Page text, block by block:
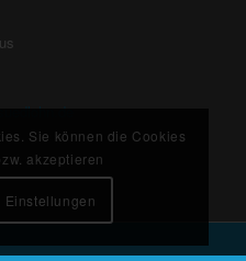
Sie können die Cookies
akzeptieren
Einstellungen